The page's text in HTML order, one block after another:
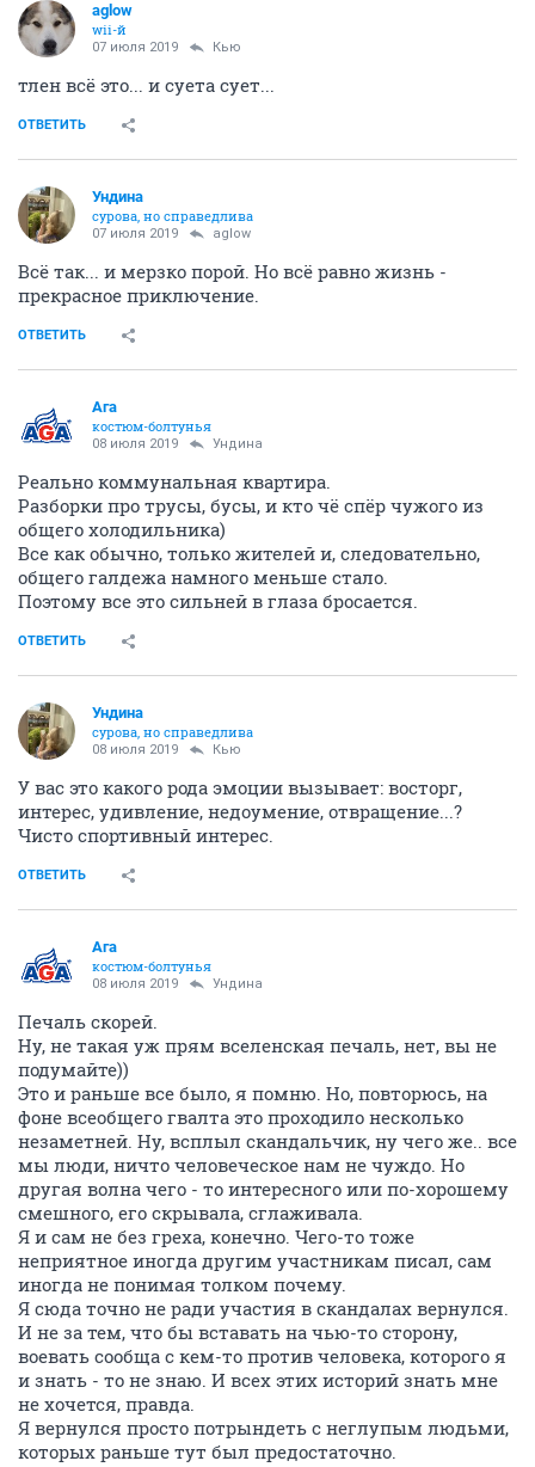
aglow
wii-й
07 июля 2019 Кью
тлен всё это... и суета сует...
ОТВЕТИТЬ
Ундинa
сурова, но справедлива
07 июля 2019 aglow
Всё так... и мерзко порой. Но всё равно жизнь -
прекрасное приключение.
ОТВЕТИТЬ
Ага
костюм-болтунья
08 июля 2019 Ундинa
Реально коммунальная квартира.
Разборки про трусы, бусы, и кто чё спёр чужого из
общего холодильника)
Все как обычно, только жителей и, следовательно,
общего галдежа намного меньше стало.
Поэтому все это сильней в глаза бросается.
ОТВЕТИТЬ
Ундинa
сурова, но справедлива
08 июля 2019 Кью
У вас это какого рода эмоции вызывает: восторг,
интерес, удивление, недоумение, отвращение...?
Чисто спортивный интерес.
ОТВЕТИТЬ
Ага
костюм-болтунья
08 июля 2019 Ундинa
Печаль скорей.
Ну, не такая уж прям вселенская печаль, нет, вы не
подумайте))
Это и раньше все было, я помню. Но, повторюсь, на
фоне всеобщего гвалта это проходило несколько
незаметней. Ну, всплыл скандальчик, ну чего же.. все
мы люди, ничто человеческое нам не чуждо. Но
другая волна чего - то интересного или по-хорошему
смешного, его скрывала, сглаживала.
Я и сам не без греха, конечно. Чего-то тоже
неприятное иногда другим участникам писал, сам
иногда не понимая толком почему.
Я сюда точно не ради участия в скандалах вернулся.
И не за тем, что бы вставать на чью-то сторону,
воевать сообща с кем-то против человека, которого я
и знать - то не знаю. И всех этих историй знать мне
не хочется, правда.
Я вернулся просто потрындеть с неглупым людьми,
которых раньше тут был предостаточно.